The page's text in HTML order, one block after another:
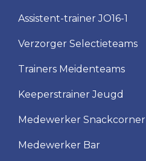
Assistent-trainer JO16-1
Verzorger Selectieteams
Trainers Meidenteams
Keeperstrainer Jeugd
Medewerker Snackcorner
Medewerker Bar